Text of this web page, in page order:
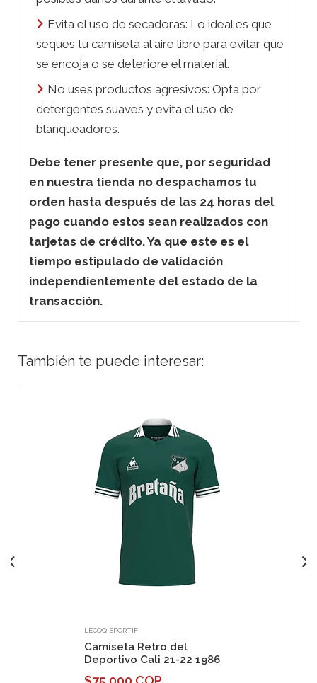
Evita el uso de secadoras: Lo ideal es que
seques tu camiseta al aire libre para evitar que
se encoja o se deteriore el material.
No uses productos agresivos: Opta por
detergentes suaves y evita el uso de
blanqueadores.
Debe tener presente que, por seguridad
en nuestra tienda no despachamos tu
orden hasta después de las 24 horas del
pago cuando estos sean realizados con
tarjetas de crédito. Ya que este es el
tiempo estipulado de validación
independientemente del estado de la
transacción.
También te puede interesar:
LECOQ SPORTIF
Camiseta Retro del
Deportivo Cali 21-22 1986